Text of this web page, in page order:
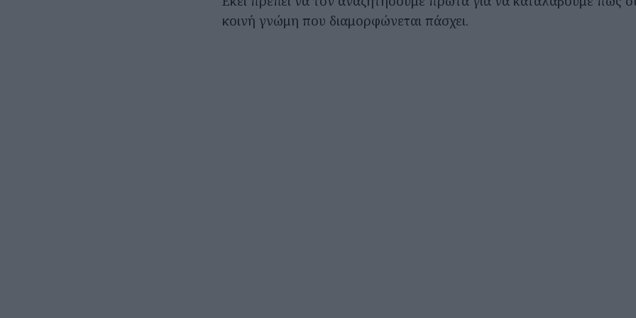
κοινή γνώμη που διαμορφώνεται πάσχει.